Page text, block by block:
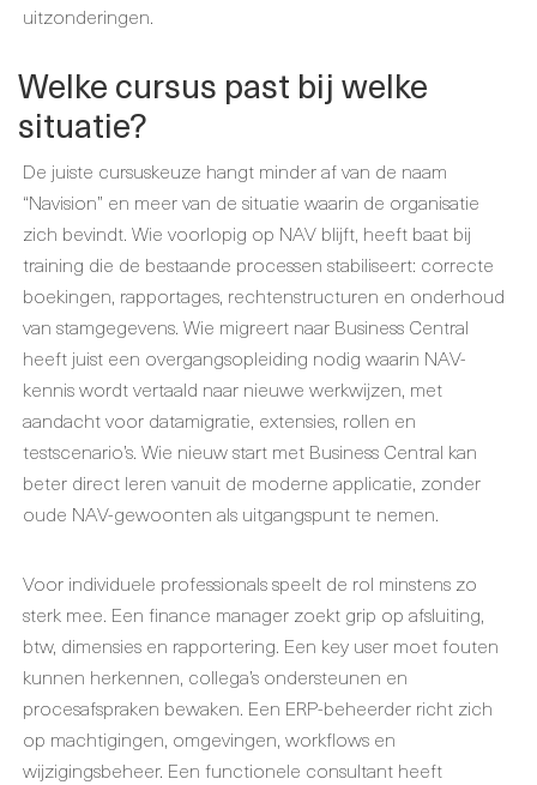
uitzonderingen.
Welke cursus past bij welke
situatie?
De juiste cursuskeuze hangt minder af van de naam
“Navision” en meer van de situatie waarin de organisatie
zich bevindt. Wie voorlopig op NAV blijft, heeft baat bij
training die de bestaande processen stabiliseert: correcte
boekingen, rapportages, rechtenstructuren en onderhoud
van stamgegevens. Wie migreert naar Business Central
heeft juist een overgangsopleiding nodig waarin NAV-
kennis wordt vertaald naar nieuwe werkwijzen, met
aandacht voor datamigratie, extensies, rollen en
testscenario’s. Wie nieuw start met Business Central kan
beter direct leren vanuit de moderne applicatie, zonder
oude NAV-gewoonten als uitgangspunt te nemen.
Voor individuele professionals speelt de rol minstens zo
sterk mee. Een finance manager zoekt grip op afsluiting,
btw, dimensies en rapportering. Een key user moet fouten
kunnen herkennen, collega’s ondersteunen en
procesafspraken bewaken. Een ERP-beheerder richt zich
op machtigingen, omgevingen, workflows en
wijzigingsbeheer. Een functionele consultant heeft